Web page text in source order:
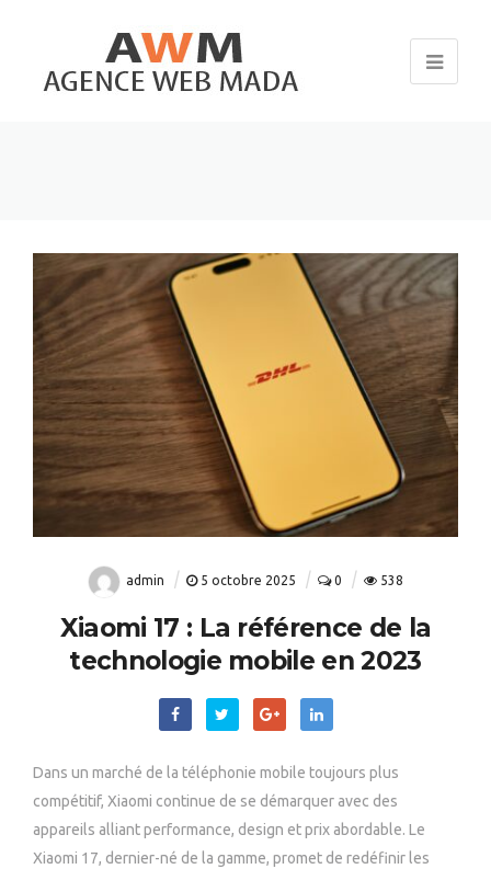
admin 5 octobre 2025 0 538
Xiaomi 17 : La référence de la
technologie mobile en 2023
Dans un marché de la téléphonie mobile toujours plus
compétitif, Xiaomi continue de se démarquer avec des
appareils alliant performance, design et prix abordable. Le
Xiaomi 17, dernier-né de la gamme, promet de redéfinir les